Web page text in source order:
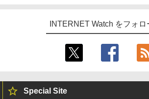
INTERNET Watch をフォロ
Special Site